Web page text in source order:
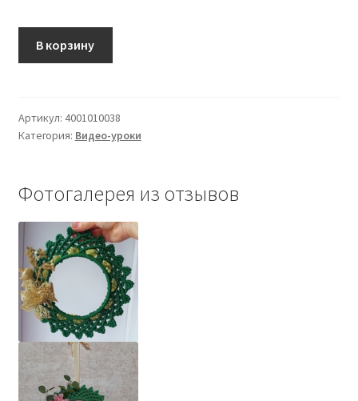
В корзину
Артикул: 4001010038
Категория: Видео-уроки
Фотогалерея из отзывов